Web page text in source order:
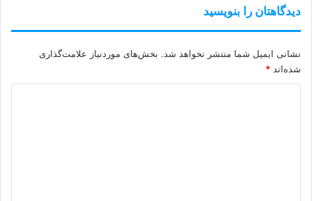
دیدگاهتان را بنویسید
نشانی ایمیل شما منتشر نخواهد شد. بخش‌های موردنیاز علامت‌گذاری
شده‌اند *